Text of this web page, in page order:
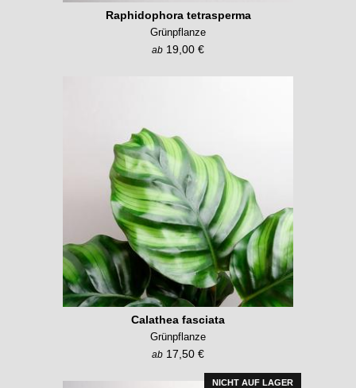
Raphidophora tetrasperma
Grünpflanze
ab 19,00 €
Calathea fasciata
Grünpflanze
ab 17,50 €
NICHT AUF LAGER